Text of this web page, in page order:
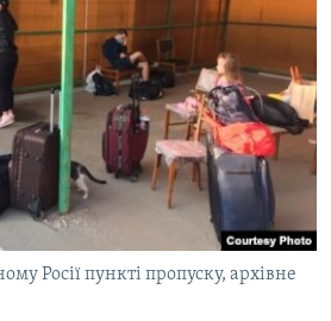
Росії пункті пропуску, архівне